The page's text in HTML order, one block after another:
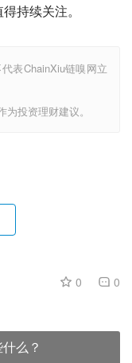
持续关注。
表ChainXiu链嗅网立
投资理财建议。
0 0
么？